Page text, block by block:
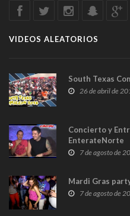
VIDEOS ALEATORIOS
South Texas
26 de abril de
Concierto y
EnterateNorte
7 de agosto de
Mardi Gras
7 de agosto de